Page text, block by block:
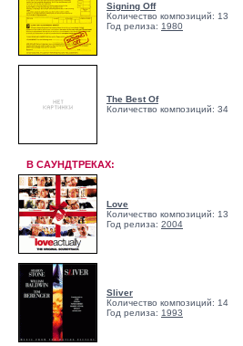
Signing Off
Количество композиций: 13
Год релиза: 1980
The Best Of
Количество композиций: 34
В САУНДТРЕКАХ:
Love
Количество композиций: 13
Год релиза: 2004
Sliver
Количество композиций: 14
Год релиза: 1993